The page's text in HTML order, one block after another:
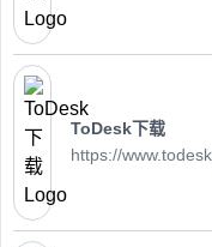
题解答
整理美洽常见问题，包
错误、数据统计与移动
决方案，帮助快速恢复
25/05 2026
ToDesk下载
https://